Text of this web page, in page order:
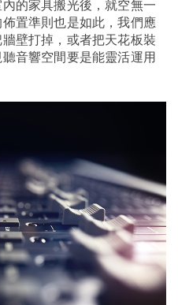
的家具搬光後，就空無一
置準則也是如此，我們應
壁打掉，或者把天花板裝
音響空間要是能靈活運用